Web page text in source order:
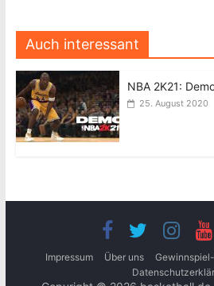
Auch interessant
NBA 2K21:
25. August 2020
Impressum Über uns